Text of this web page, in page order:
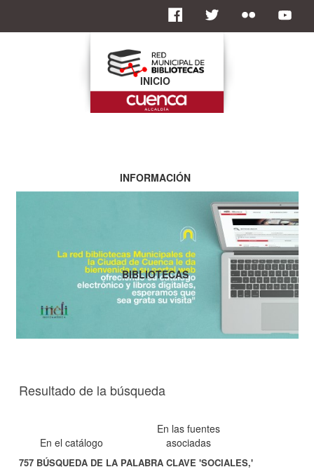
Resultado de la búsqueda
En el catálogo
En las fuentes
asociadas
757 BÚSQUEDA DE LA PALABRA CLAVE'SOCIALES,'
INICIO
INFORMACIÓN
BIBLIOTECAS